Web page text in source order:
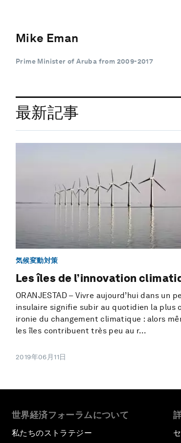
Mike Eman
Prime Minister of Aruba from 2009-2017
最新記事
気候変動対策
Les îles de l’innovation
ORANJESTAD – Vivre aujourd’hui dans un
insulaire signifie subir au quotidien la plus
ironie du changement climatique : alors
les îles contribuent très peu au r...
2019年06月11日
世界経済フォーラムについて
私たちのストラテジー